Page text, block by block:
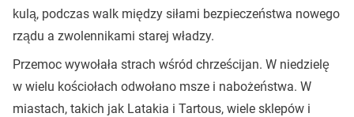
kulą, podczas walk między siłami bezpieczeństwa nowego
rządu a zwolennikami starej władzy.
Przemoc wywołała strach wśród chrześcijan. W niedzielę
w wielu kościołach odwołano msze i nabożeństwa. W
miastach, takich jak Latakia i Tartous, wiele sklepów i